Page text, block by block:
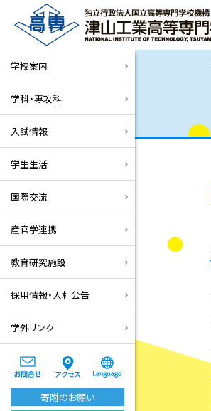
学校案内
学科・専攻科
入試情報
学生生活
国際交流
産官学連携
教育研究施設
採用情報・入札公告
学外リンク
寄附のお願い